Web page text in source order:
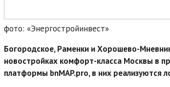
фото: «Энергостройинвест»
Богородское, Раменки и Хорошево-
новостройках комфорт-класса Москвы в
платформы bnMAP.pro, в них